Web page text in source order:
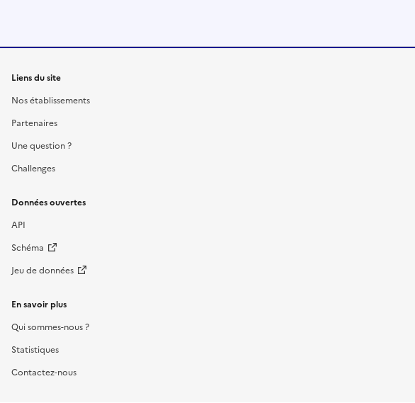
Liens du site
Nos établissements
Partenaires
Une question ?
Challenges
Données ouvertes
API
Schéma
Jeu de données
En savoir plus
Qui sommes-nous ?
Statistiques
Contactez-nous